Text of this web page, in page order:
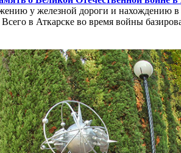
у железной дороги и нахождению
в Аткарске во время войны